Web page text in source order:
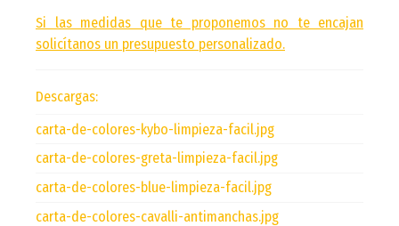
Si las medidas que te proponemos no te encajan
solicítanos un presupuesto personalizado.
Descargas:
carta-de-colores-kybo-limpieza-facil.jpg
carta-de-colores-greta-limpieza-facil.jpg
carta-de-colores-blue-limpieza-facil.jpg
carta-de-colores-cavalli-antimanchas.jpg